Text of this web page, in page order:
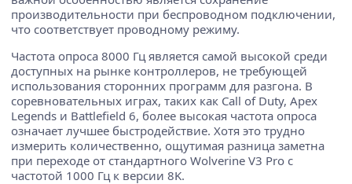
производительности при беспроводном подключении,
что соответствует проводному режиму.
Частота опроса 8000 Гц является самой высокой среди
доступных на рынке контроллеров, не требующей
использования сторонних программ для разгона. В
соревновательных играх, таких как Call of Duty, Apex
Legends и Battlefield 6, более высокая частота опроса
означает лучшее быстродействие. Хотя это трудно
измерить количественно, ощутимая разница заметна
при переходе от стандартного Wolverine V3 Pro с
частотой 1000 Гц к версии 8K.